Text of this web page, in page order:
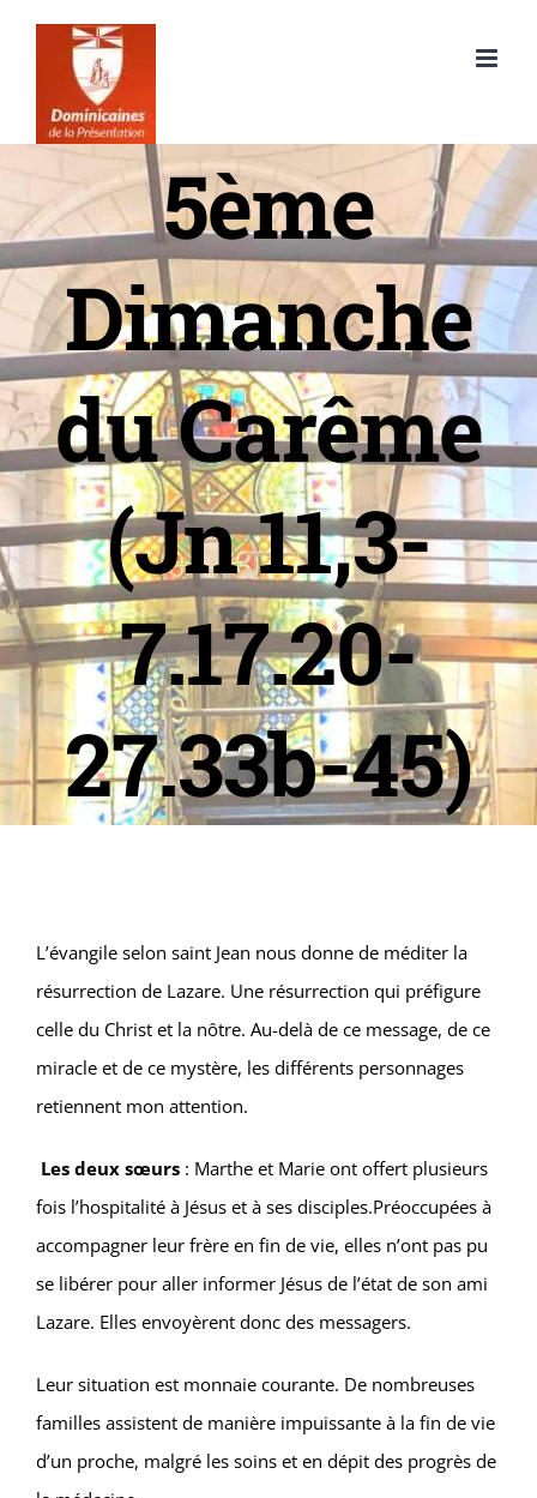
Passer
5ème
Dimanche
du Carême
(Jn 11,3-
7.17.20-
27.33b-45)
L’évangile selon saint Jean nous donne de méditer la
résurrection de Lazare. Une résurrection qui préfigure
celle du Christ et la nôtre. Au-delà de ce message, de ce
miracle et de ce mystère, les différents personnages
retiennent mon attention.
Les deux sœurs : Marthe et Marie ont offert plusieurs
fois l’hospitalité à Jésus et à ses disciples.Préoccupées à
accompagner leur frère en fin de vie, elles n’ont pas pu
se libérer pour aller informer Jésus de l’état de son ami
Lazare. Elles envoyèrent donc des messagers.
Leur situation est monnaie courante. De nombreuses
familles assistent de manière impuissante à la fin de vie
d’un proche, malgré les soins et en dépit des progrès de